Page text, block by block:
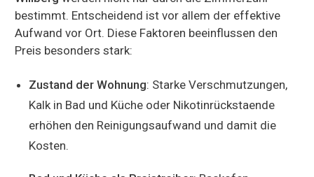
bestimmt. Entscheidend ist vor allem der effektive
Aufwand vor Ort. Diese Faktoren beeinflussen den
Preis besonders stark:
Zustand der Wohnung: Starke Verschmutzungen,
Kalk in Bad und Küche oder Nikotinrückstaende
erhöhen den Reinigungsaufwand und damit die
Kosten.